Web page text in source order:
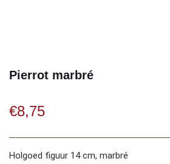
Pierrot marbré
€8,75
Holgoed figuur 14 cm, marbré